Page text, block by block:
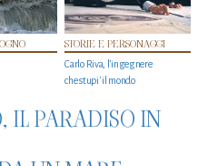
STORIE E PERSONAGGI
Carlo Riva, l’ingegnere
che stupi' il mondo
IL PARADISO IN